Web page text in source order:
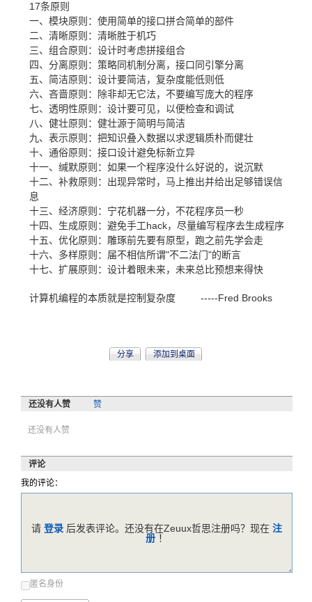
17条原则
一、模块原则：使用简单的接口拼合简单的部件
二、清晰原则：清晰胜于机巧
三、组合原则：设计时考虑拼接组合
四、分离原则：策略同机制分离，接口同引擎分离
五、简洁原则：设计要简洁，复杂度能低则低
六、吝啬原则：除非却无它法，不要编写庞大的程序
七、透明性原则：设计要可见，以便检查和调试
八、健壮原则：健壮源于简明与简洁
九、表示原则：把知识叠入数据以求逻辑质朴而健壮
十、通俗原则：接口设计避免标新立异
十一、缄默原则：如果一个程序没什么好说的，说沉默
十二、补救原则：出现异常时，马上推出并给出足够错误信
息
十三、经济原则：宁花机器一分，不花程序员一秒
十四、生成原则：避免手工hack，尽量编写程序去生成程序
十五、优化原则：雕琢前先要有原型，跑之前先学会走
十六、多样原则：届不相信所谓"不二法门"的断言
十七、扩展原则：设计着眼未来，未来总比预想来得快
计算机编程的本质就是控制复杂度 -----Fred Brooks
分享 添加到桌面
还没有人赞 赞
还没有人赞
评论
我的评论：
匿名身份
请 登录 后发表评论。还没有在Zeuux哲思注册吗？现在 注
册 ！